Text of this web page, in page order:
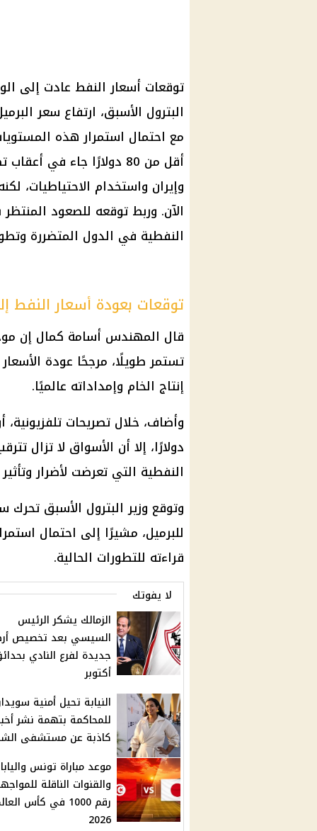
توقعات أسعار النفط عادت إلى
مع احتمال استمرار هذه
أقل من 80 دولارًا جاء في
وإيران واستخدام الاحتياطيات،
الآن. وربط توقعه للصعود
النفطية في الدول المتضررة
توقعات بعودة أسعار النفط
قال المهندس أسامة كمال إن
تستمر طويلًا، مرجحًا عودة
إنتاج الخام وإمداداته عالميًا.
دولارًا، إلا أن الأسواق لا تزال
النفطية التي تعرضت لأضرار
للبرميل، مشيرًا إلى احتمال
قراءته للتطورات الحالية.
لا يفوتك
الزمالك يشكر الرئيس
السيسي بعد تخصيص
جديدة لفرع النادي
أكتوبر
النيابة تحيل أمنية
للمحاكمة بتهمة نشر
كاذبة عن مستشفى
موعد مباراة تونس
والقنوات الناقلة
رقم 1000 في كأس
2026